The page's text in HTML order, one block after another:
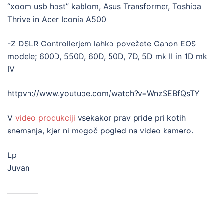
“xoom usb host” kablom, Asus Transformer, Toshiba
Thrive in Acer Iconia A500
-Z DSLR Controllerjem lahko povežete Canon EOS
modele; 600D, 550D, 60D, 50D, 7D, 5D mk II in 1D mk
IV
httpvh://www.youtube.com/watch?v=WnzSEBfQsTY
V video produkciji vsekakor prav pride pri kotih
snemanja, kjer ni mogoč pogled na video kamero.
Lp
Juvan